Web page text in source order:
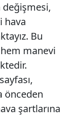
değişmesi,
hava
Bu
manevi
önceden
şartlarına